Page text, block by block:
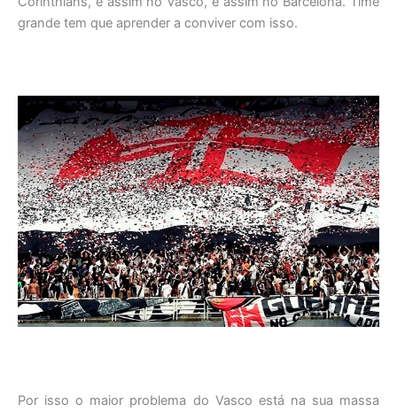
grande tem que aprender a conviver com isso.
Por isso o maior problema do Vasco está na sua massa